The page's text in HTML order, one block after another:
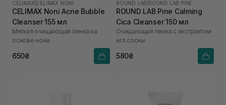
CELIMAX CELIMAX NONI
CELIMAX Noni Acne Bubble
Cleanser 155 мл
Мягкая очищающая пенка на
основе нони
650₴
ROUND LAB ROUND LAB PINE
ROUND LAB Pine Calming
Cica Cleanser 150 мл
Очищающая пенка с экстрактом
игл сосны
580₴